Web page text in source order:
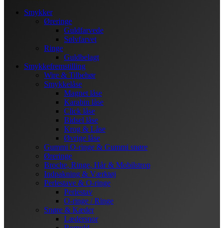
Smykker
Øreringe
Guldfarvede
Sølvfarvet
Ringe
Guldbelagt
Smykkefremstilling
Wire & Tilbehør
Smykkelåse
Magnet låse
Karabin låse
Click låse
Bidsel låse
Krog & Låse
Øvrige låse
Gummi O-ringe & Gummi snøre
Øreringe
Broche, Ringe, Hår & Mobilstrop
Indpakning & Værktøj
Perlestave & O-ringe
Perlestav
O-ringe / Ringe
Snøre & Kæder
Lædersnor